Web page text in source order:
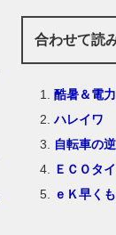
合わせて読
酷暑＆電力
ハレイワ
自転車の
ＥＣＯタ
ｅＫ早く